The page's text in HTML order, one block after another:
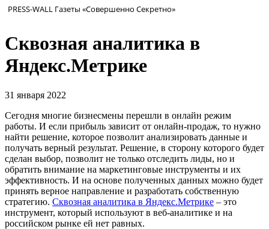
PRESS-WALL Газеты «Совершенно Секретно»
Сквозная аналитика в
Яндекс.Метрике
31 января 2022
Сегодня многие бизнесмены перешли в онлайн режим
работы. И если прибыль зависит от онлайн-продаж, то нужно
найти решение, которое позволит анализировать данные и
получать верный результат. Решение, в сторону которого будет
сделан выбор, позволит не только отследить лиды, но и
обратить внимание на маркетинговые инструменты и их
эффективность. И на основе полученных данных можно будет
принять верное направление и разработать собственную
стратегию. Сквозная аналитика в Яндекс.Метрике – это
инструмент, который используют в веб-аналитике и на
российском рынке ей нет равных.